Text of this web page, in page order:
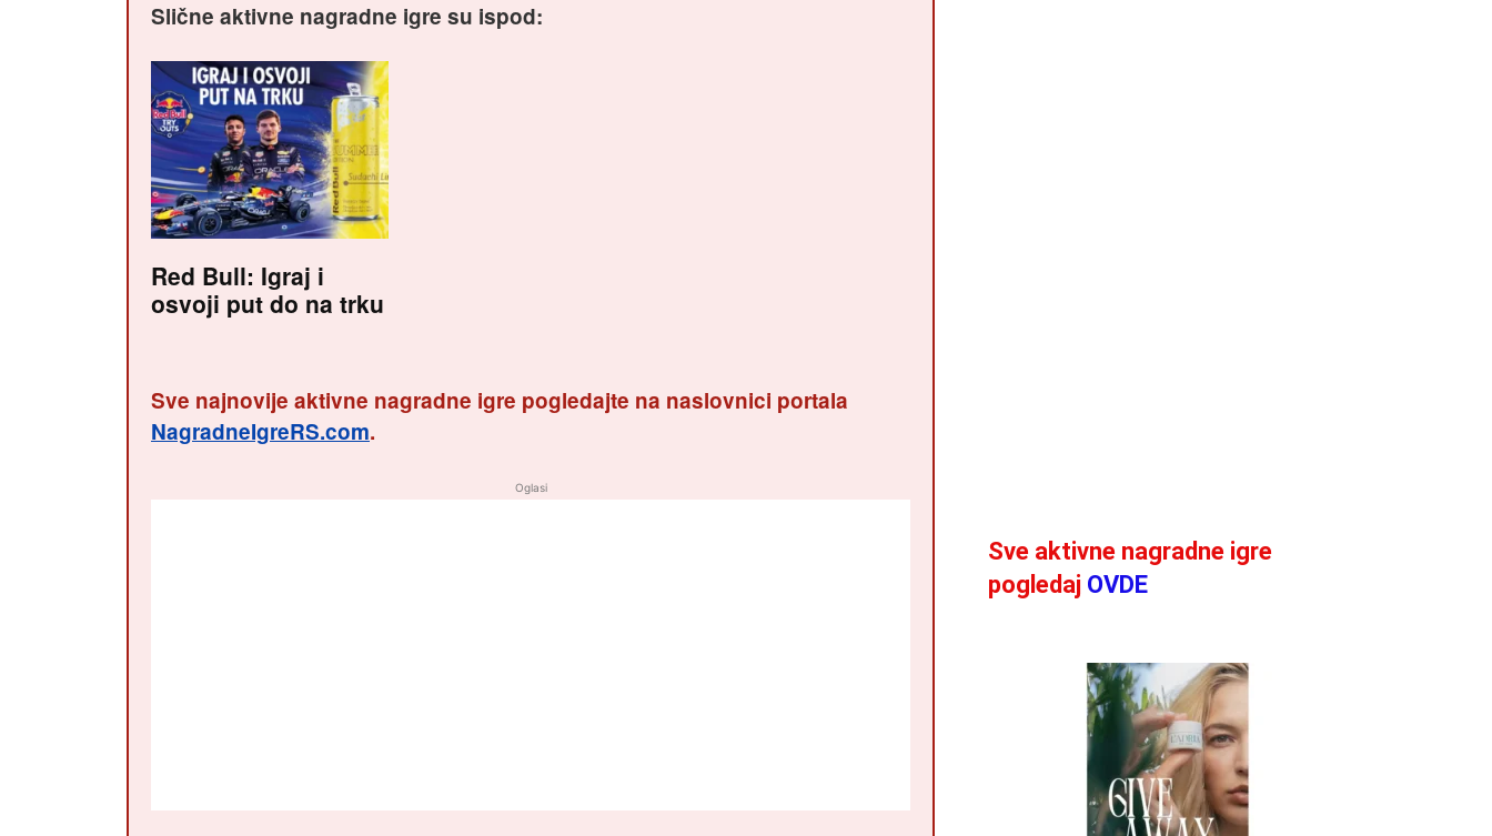
Slične aktivne nagradne igre su ispod:
Red Bull: Igraj i
osvoji put do na trku
Sve najnovije aktivne nagradne igre pogledajte na naslovnici portala
NagradneIgreRS.com.
Oglasi
Sve aktivne nagradne igre
pogledaj OVDE